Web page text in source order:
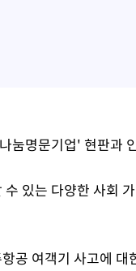
눔명문기업' 현판과
있는 다양한 사회
공 여객기 사고에